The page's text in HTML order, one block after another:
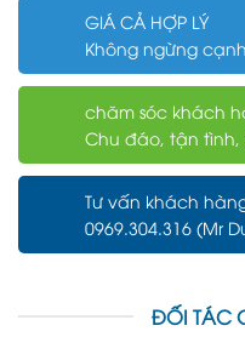
GIÁ CẢ HỢP LÝ
Không ngừng
chăm sóc khách
Chu đáo, tận tình,
Tư vấn khách
0969.304.316 (Mr
ĐỐI TÁC